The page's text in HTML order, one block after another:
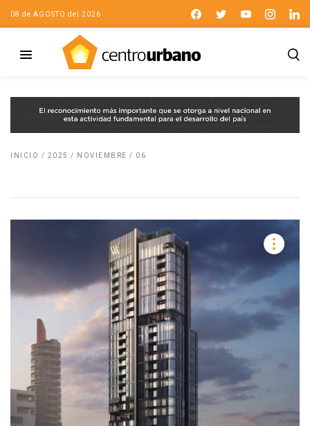
08 de AGOSTO del 2026
INICIO / 2025 / NOVIEMBRE / 06